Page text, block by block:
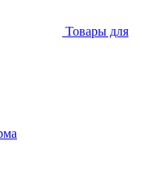
Товары для